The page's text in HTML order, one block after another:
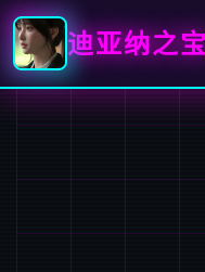
迪亚纳之宝